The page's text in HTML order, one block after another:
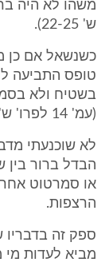
ש' 22-25).
כשנשאל אם כן
טופס התביעה
בשטיח ולא
(עמ' 14 לפרו' ש' 1-2).
לא שוכנעתי
הבדל ברור בין
או סמרטוט אחר
הרצפות.
ספק זה בדבריו
מביא לעדות